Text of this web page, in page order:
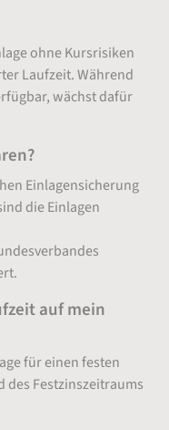
ohne Kursrisiken
Laufzeit. Während
wächst dafür
Einlagensicherung
die Einlagen
auf mein
für einen festen
Festzinszeitraums